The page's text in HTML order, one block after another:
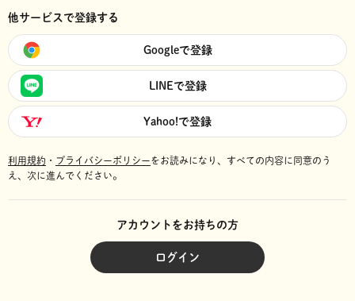
他サービスで登録する
Googleで登録
LINEで登録
Yahoo!で登録
利用規約 ・ プライバシーポリシーをお読みになり、 すべての内容に同意のう
え、次に進んでください。
アカウントをお持ちの方
ログイン